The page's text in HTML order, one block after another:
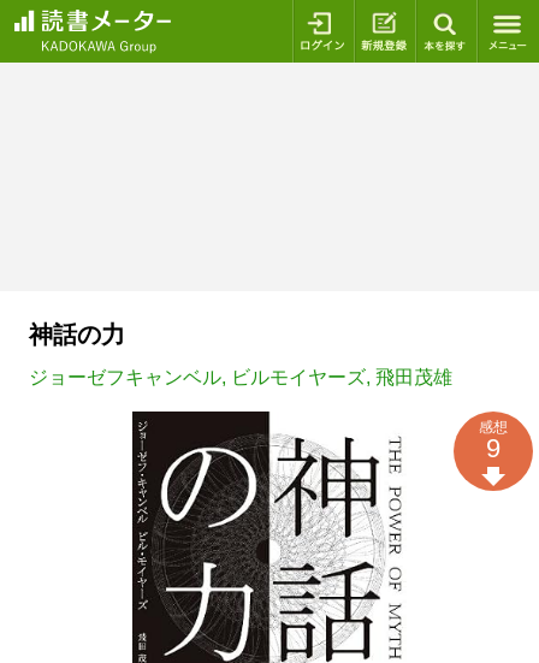
ログイン 新規登録
神話の力
ジョーゼフキャンベル, ビルモイヤーズ, 飛田茂雄
感想
9